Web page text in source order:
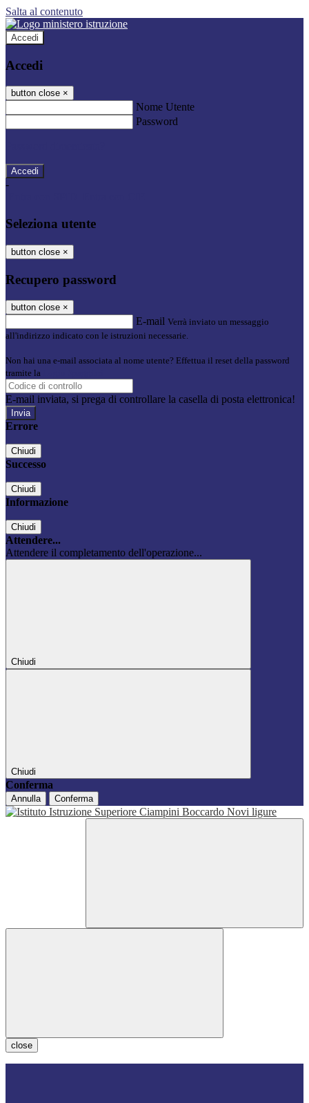
Salta al contenuto
Accedi
Accedi
button close ×
Nome Utente
Password
-
Seleziona utente
button close ×
Recupero password
button close ×
E-mail Verrà inviato un messaggio
all'indirizzo indicato con le istruzioni necessarie.
Non hai una e-mail associata al nome utente? Effettua il reset della password
tramite la
E-mail inviata, si prega di controllare la casella di posta elettronica!
Errore
Chiudi
Successo
Chiudi
Informazione
Chiudi
Attendere...
Attendere il completamento dell'operazione...
Chiudi
Chiudi
Conferma
Annulla Conferma
close